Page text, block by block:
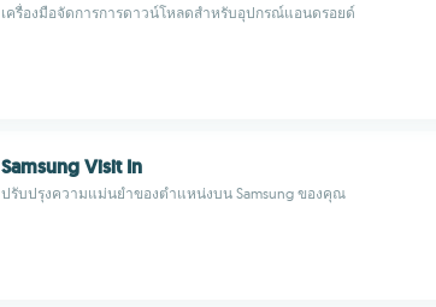
เครื่องมือจัดการการดาวน์โหลดสำหรับอุปกรณ์แอนดรอยด์
Samsung Visit In
ปรับปรุงความแม่นยำของตำแหน่งบน Samsung ของคุณ